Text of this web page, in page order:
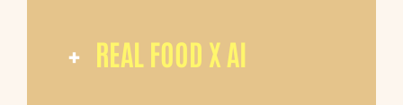
+ REAL FOOD X AI